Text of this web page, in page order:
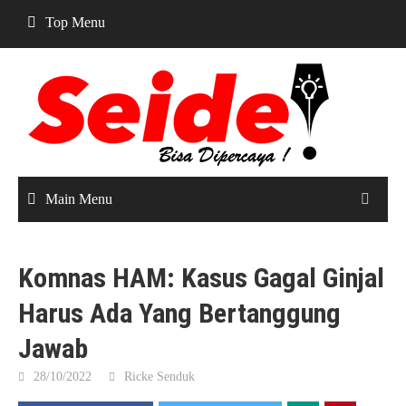
content
Top Menu
Main Menu
Komnas HAM: Kasus Gagal Ginjal
Harus Ada Yang Bertanggung
Jawab
28/10/2022 Ricke Senduk